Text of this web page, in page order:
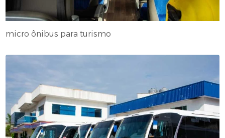
micro ônibus para turismo